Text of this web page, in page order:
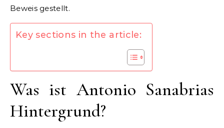
Beweis gestellt.
Key sections in the article:
Was ist Antonio Sanabrias
Hintergrund?